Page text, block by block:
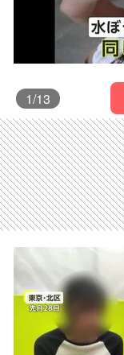
1/13